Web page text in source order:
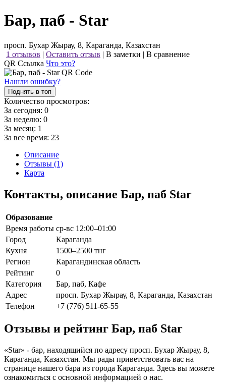
Бар, паб - Star
просп. Бухар Жырау, 8, Караганда, Казахстан
1 отзывов | Оставить отзыв | В заметки | В сравнение
QR Ссылка Что это?
Нашли ошибку?
Поднять в топ
Количество просмотров:
За сегодня: 0
За неделю: 0
За месяц: 1
За все время: 23
Описание
Отзывы (1)
Карта
Контакты, описание Бар, паб Star
Образование
Время работы ср-вс 12:00–01:00
Город
Караганда
Кухня
1500–2500 тнг
Регион
Карагандинская область
Рейтинг
0
Категория
Бар, паб, Кафе
Адрес
просп. Бухар Жырау, 8, Караганда, Казахстан
Телефон
+7 (776) 511-65-55
Отзывы и рейтинг Бар, паб Star
«Star» - бар, находящийся по адресу просп. Бухар Жырау, 8,
Караганда, Казахстан. Мы рады приветствовать вас на
странице нашего бара из города Караганда. Здесь вы можете
ознакомиться с основной информацией о нас.